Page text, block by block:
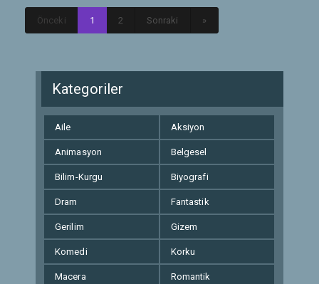
Önceki 1 2 Sonraki »
Kategoriler
Aile Aksiyon
Animasyon Belgesel
Bilim-Kurgu Biyografi
Dram Fantastik
Gerilim Gizem
Komedi Korku
Macera Romantik